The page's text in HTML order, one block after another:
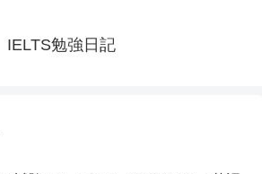
IELTS勉強日記